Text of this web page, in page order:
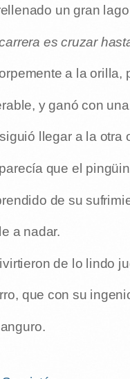
un gran
es cruzar
a la orilla,
y ganó con
llegar a la otra
que el
de su
a nadar.
de lo lindo
que con su